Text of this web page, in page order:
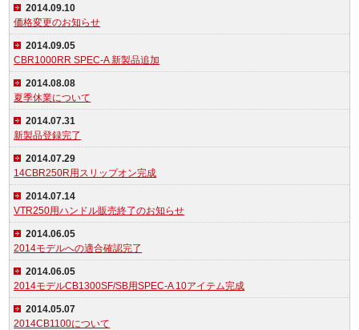
2014.09.10
価格変更のお知らせ
2014.09.05
CBR1000RR SPEC-A 新製品追加
2014.08.08
夏季休業について
2014.07.31
新製品登録完了
2014.07.29
14CBR250R用スリップオン完成
2014.07.14
VTR250用ハンドル販売終了のお知らせ
2014.06.05
2014モデルへの適合確認完了
2014.06.05
2014モデルCB1300SF/SB用SPEC-A 10アイテム完成
2014.05.07
2014CB1100について